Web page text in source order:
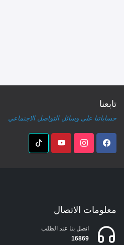
تابعنا
حساباتنا على وسائل التواصل الاجتماعي
معلومات الاتصال
اتصل بنا عند الطلب
16869